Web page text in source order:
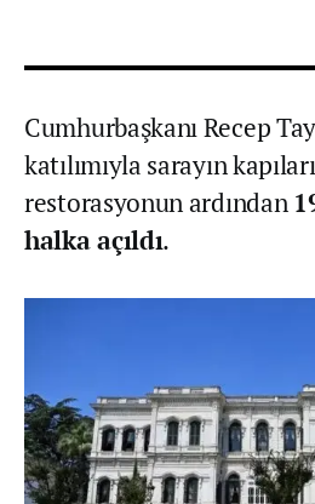
Cumhurbaşkanı Recep
katılımıyla sarayın
restorasyonun ardından
halka açıldı.